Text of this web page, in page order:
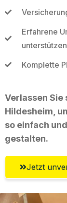
Erfahrene
Komplette
Verlassen Sie
Hildesheim,
so einfach
gestalten.
Jetzt